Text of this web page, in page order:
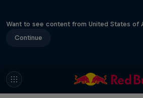
Want to see content from United States of
Continue